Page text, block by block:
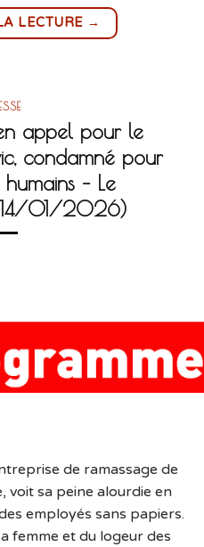
LECTURE →
appel pour le
condamné pour
– Le
01/2026)
de ramassage de
voit sa peine alourdie en
employés sans papiers.
femme et du logeur des